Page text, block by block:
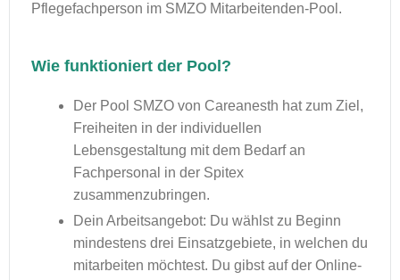
Pflegefachperson im SMZO Mitarbeitenden-Pool.
Wie funktioniert der Pool?
Der Pool SMZO von Careanesth hat zum Ziel,
Freiheiten in der individuellen
Lebensgestaltung mit dem Bedarf an
Fachpersonal in der Spitex
zusammenzubringen.
Dein Arbeitsangebot: Du wählst zu Beginn
mindestens drei Einsatzgebiete, in welchen du
mitarbeiten möchtest. Du gibst auf der Online-